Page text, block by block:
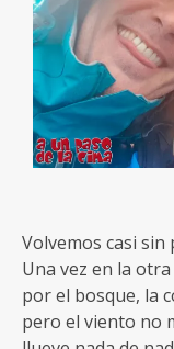
Volvemos casi
Una vez en la
por el bosque, la
pero el viento no